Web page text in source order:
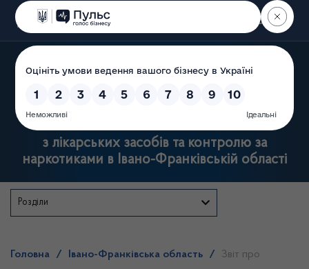
Пошук
з лікарських засобів та контролю за
наркотиками в Івано-Франківській області
Розділи
Головна / Івано-Франківська область /
Звіт про